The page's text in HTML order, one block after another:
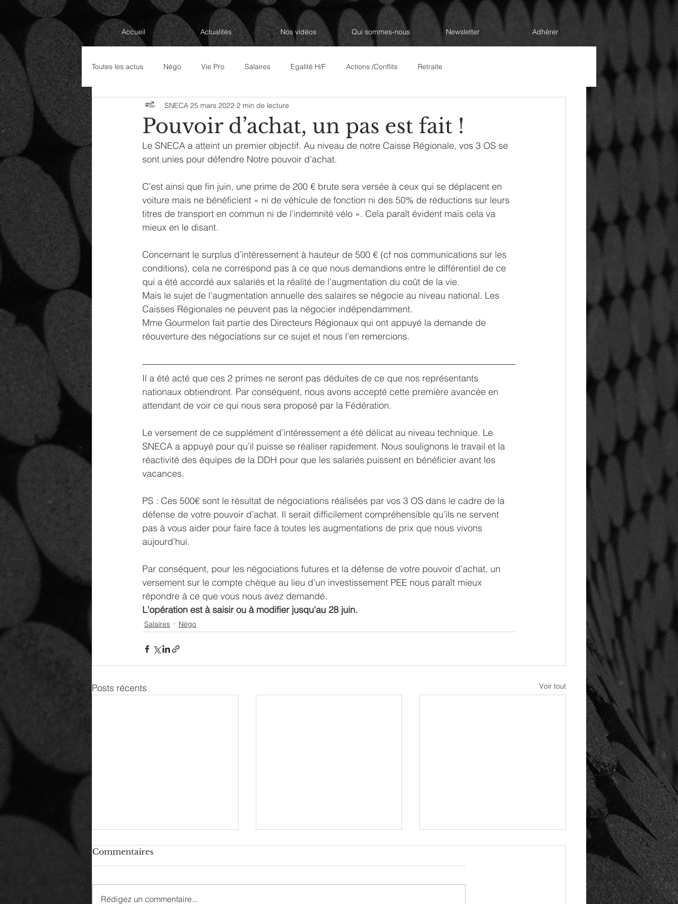
Accueil Actualités Nos vidéos Qui sommes-nous Newsletter Adhérer
Toutes les actus Négo Vie Pro Salaires Egalité H/F Actions /Conflits Retraite
Élections Professionnelles 2022 Revue de Presse
Pouvoir d’achat, un pas est fait !
SNECA 25 mars 2022 2 min de lecture
Le SNECA a atteint un premier objectif. Au niveau de notre Caisse Régionale, vos 3 OS se
sont unies pour défendre Notre pouvoir d’achat.
C’est ainsi que fin juin, une prime de 200 € brute sera versée à ceux qui se déplacent en
voiture mais ne bénéficient « ni de véhicule de fonction ni des 50% de réductions sur leurs
titres de transport en commun ni de l’indemnité vélo ». Cela paraît évident mais cela va
mieux en le disant.
Concernant le surplus d’intéressement à hauteur de 500 € (cf nos communications sur les
conditions), cela ne correspond pas à ce que nous demandions entre le différentiel de ce
qui a été accordé aux salariés et la réalité de l’augmentation du coût de la vie.
Mais le sujet de l’augmentation annuelle des salaires se négocie au niveau national. Les
Caisses Régionales ne peuvent pas la négocier indépendamment.
Mme Gourmelon fait partie des Directeurs Régionaux qui ont appuyé la demande de
réouverture des négociations sur ce sujet et nous l’en remercions.
Il a été acté que ces 2 primes ne seront pas déduites de ce que nos représentants
nationaux obtiendront. Par conséquent, nous avons accepté cette première avancée en
attendant de voir ce qui nous sera proposé par la Fédération.
Le versement de ce supplément d’intéressement a été délicat au niveau technique. Le
SNECA a appuyé pour qu’il puisse se réaliser rapidement. Nous soulignons le travail et la
réactivité des équipes de la DDH pour que les salariés puissent en bénéficier avant les
vacances.
PS : Ces 500€ sont le résultat de négociations réalisées par vos 3 OS dans le cadre de la
défense de votre pouvoir d’achat. Il serait difficilement compréhensible qu’ils ne servent
pas à vous aider pour faire face à toutes les augmentations de prix que nous vivons
aujourd’hui.
Par conséquent, pour les négociations futures et la défense de votre pouvoir d’achat, un
versement sur le compte chèque au lieu d’un investissement PEE nous paraît mieux
répondre à ce que vous nous avez demandé.
L'opération est à saisir ou à modifier jusqu'au 28 juin.
Salaires Négo
Posts récents Voir tout
Commentaires
Rédigez un commentaire...